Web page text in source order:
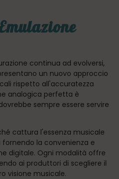
continua ad evolversi,
un nuovo approccio
rispetto all'accuratezza
analogica perfetta è
sempre essere servire
cattura l'essenza musicale
la convenienza e
digitale. Ogni modalità offre
ai produttori di scegliere il
visione musicale.